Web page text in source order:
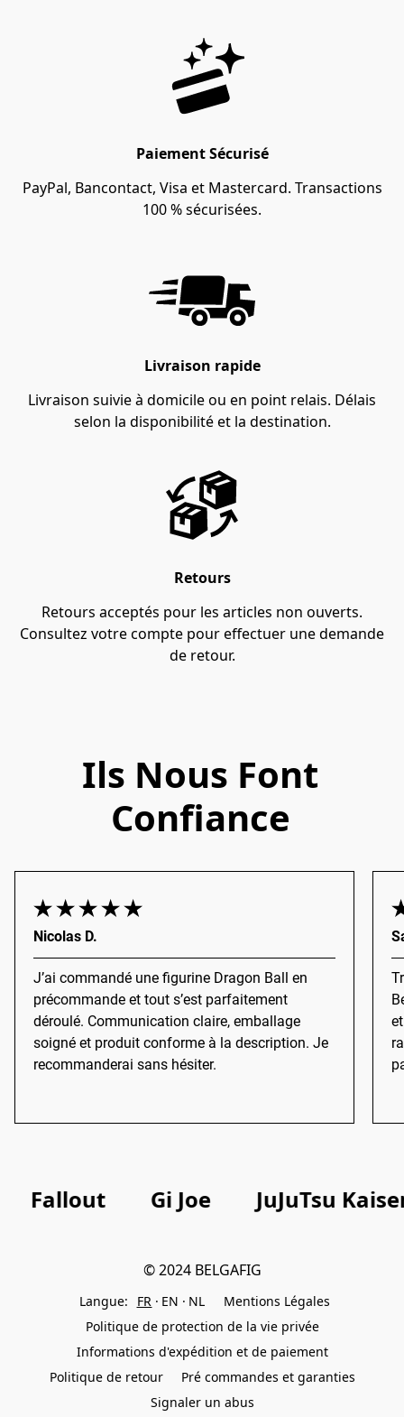
Paiement Sécurisé
PayPal, Bancontact, Visa et Mastercard. Transactions
100 % sécurisées.
Livraison rapide
Livraison suivie à domicile ou en point relais. Délais
selon la disponibilité et la destination.
Retours
Retours acceptés pour les articles non ouverts.
Consultez votre compte pour effectuer une demande
de retour.
Ils Nous Font
Confiance
Nicolas D.
J’ai commandé une figurine Dragon Ball en
précommande et tout s’est parfaitement
déroulé. Communication claire, emballage
soigné et produit conforme à la description. Je
recommanderai sans hésiter.
Fallout Gi Joe JuJuTsu
Langue: FR EN NL
Mentions Légales
Politique de protection de la vie privée
Informations d'expédition et de paiement
Politique de retour
Pré commandes et garanties
Signaler un abus